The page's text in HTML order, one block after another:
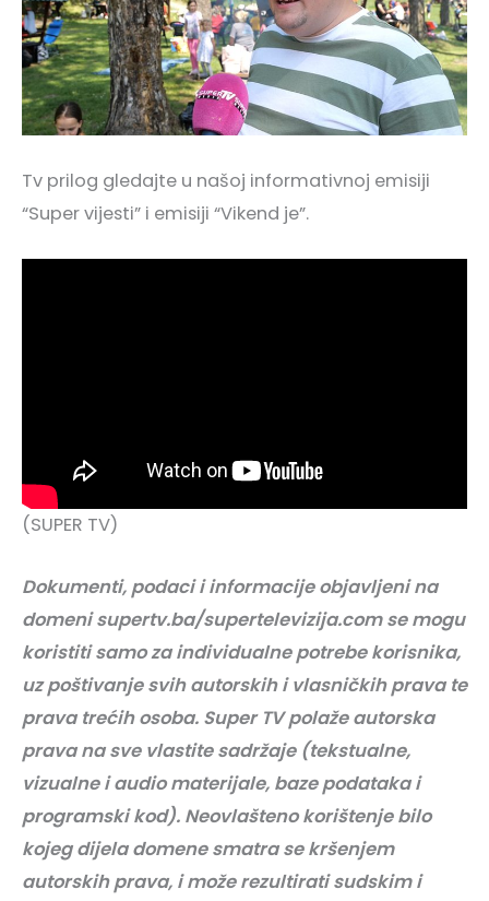
Tv prilog gledajte u našoj informativnoj emisiji
“Super vijesti” i emisiji “Vikend je”.
(SUPER TV)
Dokumenti, podaci i informacije objavljeni na
domeni supertv.ba/supertelevizija.com se mogu
koristiti samo za individualne potrebe korisnika,
uz poštivanje svih autorskih i vlasničkih prava te
prava trećih osoba. Super TV polaže autorska
prava na sve vlastite sadržaje (tekstualne,
vizualne i audio materijale, baze podataka i
programski kod). Neovlašteno korištenje bilo
kojeg dijela domene smatra se kršenjem
autorskih prava, i može rezultirati sudskim i